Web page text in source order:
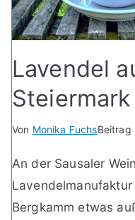
Lavendel
Steiermark
Von Monika FuchsBeitrag
An der Sausaler
Bergkamm etwas